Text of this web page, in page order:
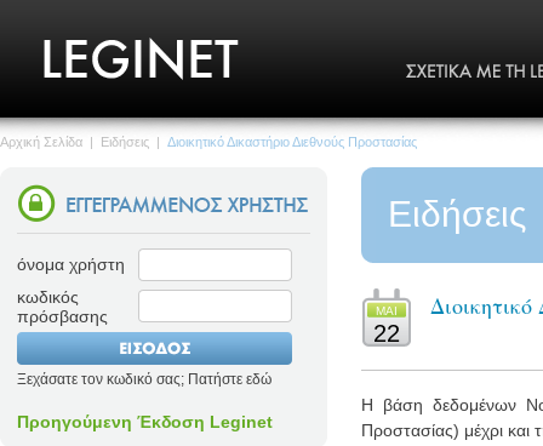
Αρχική Σελίδα | Ειδήσεις | Διοικητικό Δικαστήριο Διεθνούς Προστασίας
όνομα χρήστη
κωδικός
πρόσβασης
Ξεχάσατε τον κωδικό σας; Πατήστε εδώ
Προηγούμενη Έκδοση Leginet
Ειδήσεις
MΑΙ
22
Η βάση δεδομένων
Προστασίας) μέχρι και